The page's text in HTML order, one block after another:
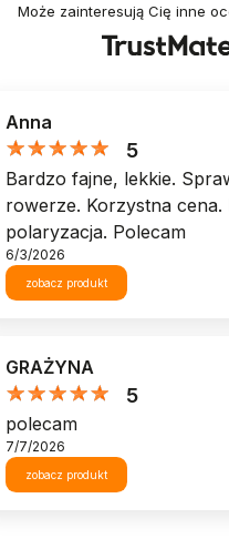
Może zainteresują Cię inne
Anna
5
Bardzo fajne, lekkie.
rowerze. Korzystna cena.
polaryzacja. Polecam
6/3/2026
zobacz produkt
GRAŻYNA
5
polecam
7/7/2026
zobacz produkt